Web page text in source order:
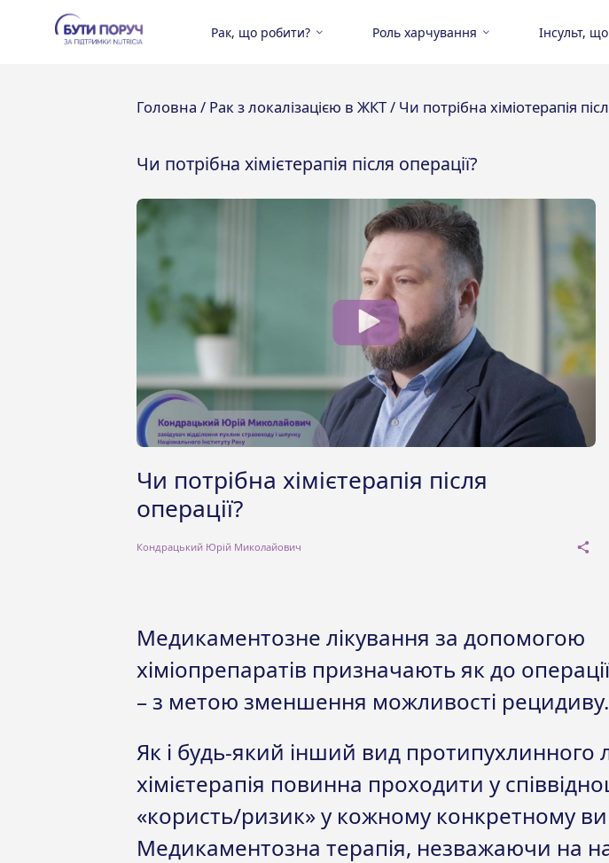
Рак, що робити? Роль харчування Інсульт,
Головна / Рак з локалізацією в ЖКТ / Чи потрібна хіміотерапія
Чи потрібна хімієтерапія після операції?
Чи потрібна хімієтерапія після
операції?
Кондрацький Юрій Миколайович
Медикаментозне лікування за допомогою
хіміопрепаратів призначають як до
– з метою зменшення можливості рецидиву.
Як і будь-який інший вид протипухлинного
хімієтерапія повинна проходити у
«користь/ризик» у кожному конкретному
Медикаментозна терапія, незважаючи на